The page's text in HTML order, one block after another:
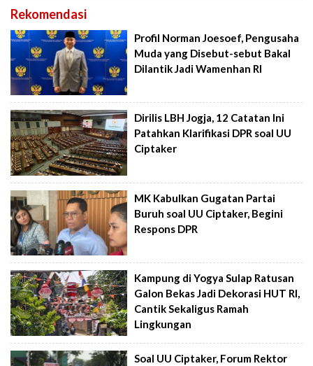
Rekomendasi
Profil Norman Joesoef, Pengusaha
Muda yang Disebut-sebut Bakal
Dilantik Jadi Wamenhan RI
Dirilis LBH Jogja, 12 Catatan Ini
Patahkan Klarifikasi DPR soal UU
Ciptaker
MK Kabulkan Gugatan Partai
Buruh soal UU Ciptaker, Begini
Respons DPR
Kampung di Yogya Sulap Ratusan
Galon Bekas Jadi Dekorasi HUT RI,
Cantik Sekaligus Ramah
Lingkungan
Soal UU Ciptaker, Forum Rektor